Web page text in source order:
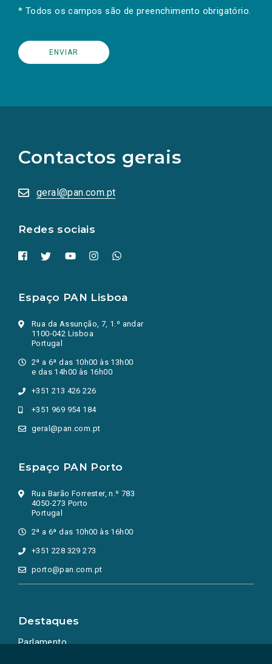
* Todos os campos são de preenchimento obrigatório.
Contactos gerais
geral@pan.com.pt
Redes sociais
redes
sociais
numa
nova
Espaço PAN Lisboa
Rua da Assunção, 7, 1.º andar
1100-042 Lisboa
Portugal
2ª a 6ª das 10h00 às 13h00
e das 14h00 às 16h00
+351 213 426 226
+351 969 954 184
geral@pan.com.pt
Espaço PAN Porto
Rua Barão Forrester, n.º 783
4050-273 Porto
Portugal
2ª a 6ª das 10h00 às 16h00
+351 228 329 273
porto@pan.com.pt
Destaques
Parlamento